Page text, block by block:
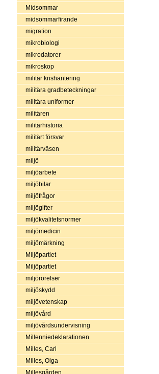
Midsommar
midsommarfirande
migration
mikrobiologi
mikrodatorer
mikroskop
militär krishantering
militära gradbeteckningar
militära uniformer
militären
militärhistoria
militärt försvar
militärväsen
miljö
miljöarbete
miljöbilar
miljöfrågor
miljögifter
miljökvalitetsnormer
miljömedicin
miljömärkning
Miljöpartiet
Miljöpartiet
miljörörelser
miljöskydd
miljövetenskap
miljövård
miljövårdsundervisning
Millenniedeklarationen
Milles, Carl
Milles, Olga
Millesgården